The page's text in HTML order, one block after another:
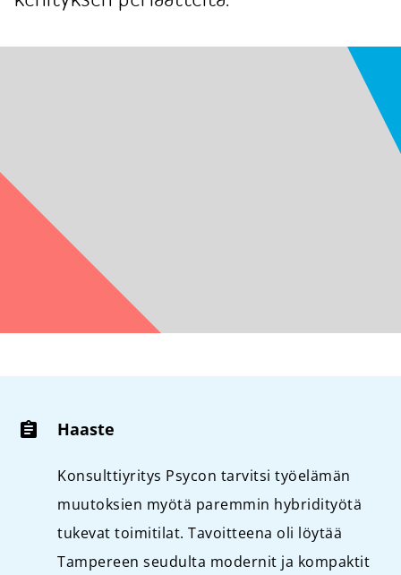
Haaste
Konsulttiyritys Psycon tarvitsi työelämän
muutoksien myötä paremmin hybridityötä
tukevat toimitilat. Tavoitteena oli löytää
Tampereen seudulta modernit ja kompaktit